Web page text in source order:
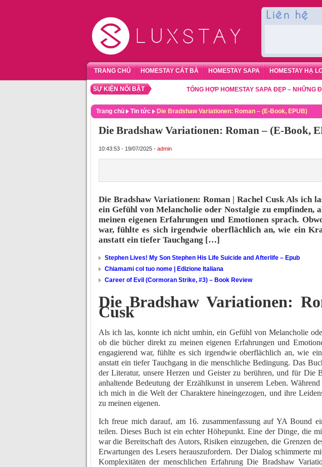
TRANG CHỦ HOMESTAY CÁT BÀ HOMESTAY SAPA HOMESTAY HẠ
SỰ KIỆN NỔI BẬT TỔNG HỢP HOMESTAY SAPA ĐẸP – NHỮNG ĐIỂM
Trang chủ Tin tức Die Bradshaw Variationen: Roman – (E-Book, EPUB)
Die Bradshaw Variationen: Roman – (E-Book,
10:43:53 - 19/07/2025 - admin
Die Bradshaw Variationen: Roman | Rachel Cusk Als ich
ein Gefühl von Melancholie oder Nostalgie zu empfinden,
meinen eigenen Erfahrungen und Emotionen sprach.
war, fühlte es sich irgendwie oberflächlich an, wie ein
anstatt ein tiefer Tauchgang […]
Stephen Lives! My Son Stephen His Life Suicide and Afterlife – Epub
Chiamami col tuo nome | Edizione Italiana
Career of Evil (Cormoran Strike, #3) – Book Review
Die Bradshaw Variationen:
Cusk
Als ich las, konnte ich nicht umhin, ein Gefühl von Melancholie
ob die bücher direkt zu meinen eigenen Erfahrungen und
engagierend war, fühlte es sich irgendwie oberflächlich an, wie
anstatt ein tiefer Tauchgang in die menschliche Bedingung. Das
der Literatur, unsere Herzen und Geister zu berühren, und für Die
anhaltende Bedeutung der Erzählkunst in unserem Leben.
ich mich in die Welt der Charaktere hineingezogen, und ihre
zu meinen eigenen.
Ich freue mich darauf, am 16. zusammenfassung auf YA Bound
teilen. Dieses Buch ist ein echter Höhepunkt. Eine der Dinge, die
war die Bereitschaft des Autors, Risiken einzugehen, die Grenzen
Erwartungen des Lesers herauszufordern. Der Dialog schimmerte
Komplexitäten der menschlichen Erfahrung Die Bradshaw